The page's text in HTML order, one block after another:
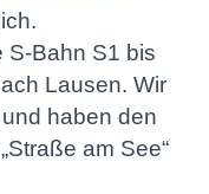
S-Bahn S1 bis
Lausen. Wir
haben den
am See“